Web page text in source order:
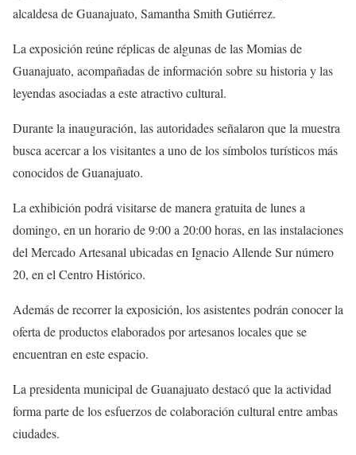
alcaldesa de Guanajuato, Samantha Smith Gutiérrez.
La exposición reúne réplicas de algunas de las Momias de
Guanajuato, acompañadas de información sobre su historia y las
leyendas asociadas a este atractivo cultural.
Durante la inauguración, las autoridades señalaron que la muestra
busca acercar a los visitantes a uno de los símbolos turísticos más
conocidos de Guanajuato.
La exhibición podrá visitarse de manera gratuita de lunes a
domingo, en un horario de 9:00 a 20:00 horas, en las instalaciones
del Mercado Artesanal ubicadas en Ignacio Allende Sur número
20, en el Centro Histórico.
Además de recorrer la exposición, los asistentes podrán conocer la
oferta de productos elaborados por artesanos locales que se
encuentran en este espacio.
La presidenta municipal de Guanajuato destacó que la actividad
forma parte de los esfuerzos de colaboración cultural entre ambas
ciudades.